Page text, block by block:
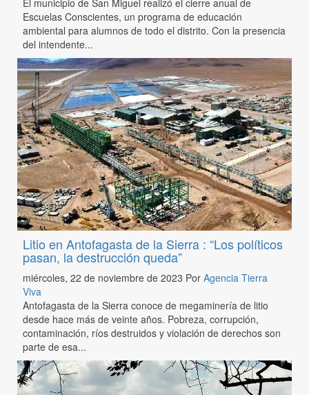
Escuelas Conscientes, un programa de educación
ambiental para alumnos de todo el distrito. Con la presencia
del intendente...
Litio en Antofagasta de la Sierra : “Los políticos
pasan, la destrucción queda”
miércoles, 22 de noviembre de 2023 Por Agencia Tierra
Viva
Antofagasta de la Sierra conoce de megaminería de litio
desde hace más de veinte años. Pobreza, corrupción,
contaminación, ríos destruidos y violación de derechos son
parte de esa...